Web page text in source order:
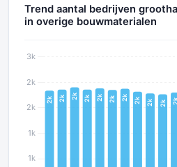
Trend aantal bedrijven
in overige bouwmaterialen